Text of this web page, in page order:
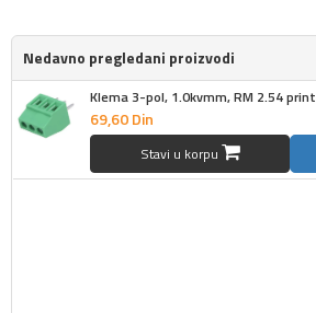
Nedavno pregledani proizvodi
Klema 3-pol, 1.0kvmm, RM 2.54 print
69,60Din
Stavi u korpu